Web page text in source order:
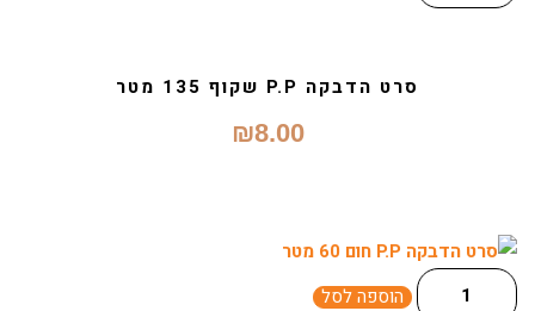
סרט הדבקה P.P שקוף 135 מטר
₪8.00
הוספה לסל